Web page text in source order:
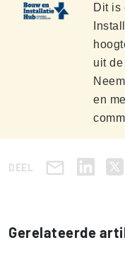
Dit is
uit
en
DEEL
Gerelateerde